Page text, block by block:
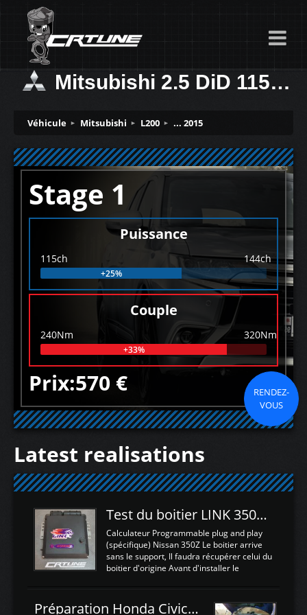
Mitsubishi 2.5 DiD 115ch
Véhicule Mitsubishi L200 ... 2015
Stage 1
Puissance
115ch 144ch
+25%
Couple
240Nm 320Nm
+33%
Prix:570 €
RENDEZ-
VOUS
Latest realisations
Test du boitier LINK 350Z Plugin ECU
Calculateur Programmable plug and play
(spécifique) Nissan 350Z Le boitier arrive
sans le support, Il faudra récupérer celui du
boitier d'origine Avant d'installer le
d'envoyer l'information de la large bande
Préparation Honda Civic Type R FK2